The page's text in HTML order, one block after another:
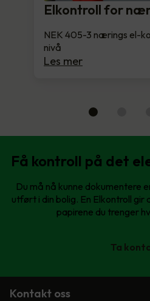
Elkontroll for
NEK 405-3 nærings el-
nivå
Les mer
Få kontroll på det
Du må nå kunne dokumentere
utført i din bolig. En Elkontroll
papirene du trenger
Ta
Kontakt oss